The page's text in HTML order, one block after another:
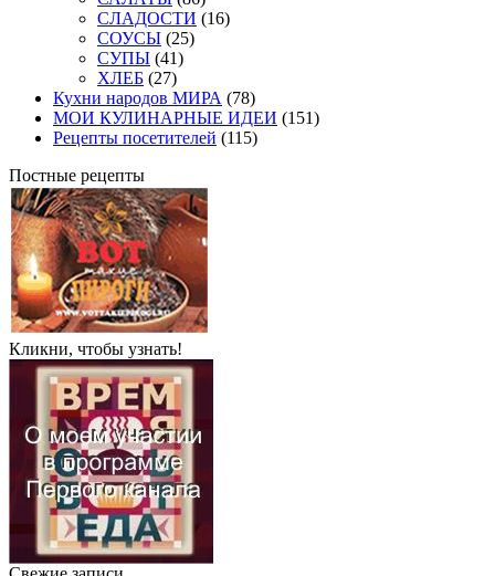
СЛАДОСТИ (16)
СОУСЫ (25)
СУПЫ (41)
ХЛЕБ (27)
Кухни народов МИРА (78)
МОИ КУЛИНАРНЫЕ ИДЕИ (151)
Рецепты посетителей (115)
Постные рецепты
Кликни, чтобы узнать!